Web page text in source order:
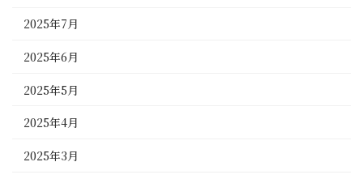
2025年7月
2025年6月
2025年5月
2025年4月
2025年3月